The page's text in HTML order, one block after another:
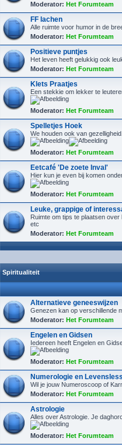
Moderator: Het Forumteam
FF lachen
Alle ruimte voor humor in de
Moderator: Het Forumteam
Positieve puntjes
Het leven heeft gelukkig ook
Moderator: Het Forumteam
Klets Praatjes
Een stekkie om lekker te
Moderator: Het Forumteam
Spelletjes Hoek
We houden ook van
Moderator: Het Forumteam
Eetcafé 'De zoete Inval'
Hier kun je even bij komen
Moderator: Het Forumteam
Leuke, grappige of
Ruimte om tips te plaatsen
etc
Moderator: Het Forumteam
Spiritualiteit
Alternatieve geneeswijzen
Genezen kan op verschillende
Moderator: Het Forumteam
Engelen en Gidsen
Iedereen heeft Engelen en
Moderator: Het Forumteam
Numerologie en
Wil je jouw Numeroscoop of
Moderator: Het Forumteam
Astrologie
Alles over Astrologie. Je
Moderator: Het Forumteam